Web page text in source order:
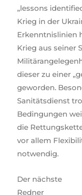
„lessons
Krieg in der
Erkenntnislinien
Krieg aus seiner
dieser zu einer
geworden.
Sanitätsdienst
Bedingungen
die
vor allem
notwendig.
Der nächste
Redner